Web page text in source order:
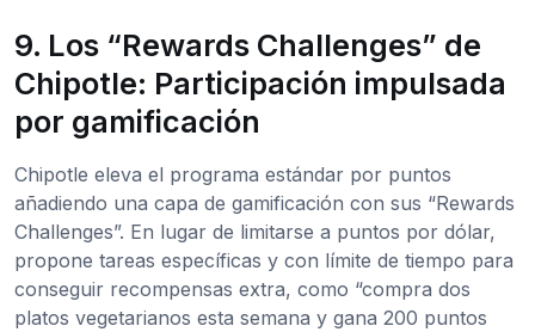
9. Los “Rewards Challenges” de
Chipotle: Participación impulsada
por gamificación
Chipotle eleva el programa estándar por puntos
añadiendo una capa de gamificación con sus “Rewards
Challenges”. En lugar de limitarse a puntos por dólar,
propone tareas específicas y con límite de tiempo para
conseguir recompensas extra, como “compra dos
platos vegetarianos esta semana y gana 200 puntos